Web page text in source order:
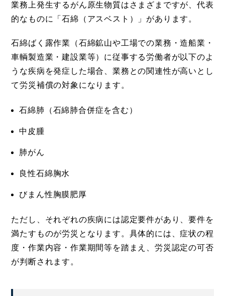
業務上発生するがん原生物質はさまざまですが、代表
的なものに「石綿（アスベスト）」があります。
石綿ばく露作業（石綿鉱山や工場での業務・造船業・
車輌製造業・建設業等）に従事する労働者が以下のよ
うな疾病を発症した場合、業務との関連性が高いとし
て労災補償の対象になります。
石綿肺（石綿肺合併症を含む）
中皮腫
肺がん
良性石綿胸水
びまん性胸膜肥厚
ただし、それぞれの疾病には認定要件があり、要件を
満たすものが労災となります。具体的には、症状の程
度・作業内容・作業期間等を踏まえ、労災認定の可否
が判断されます。